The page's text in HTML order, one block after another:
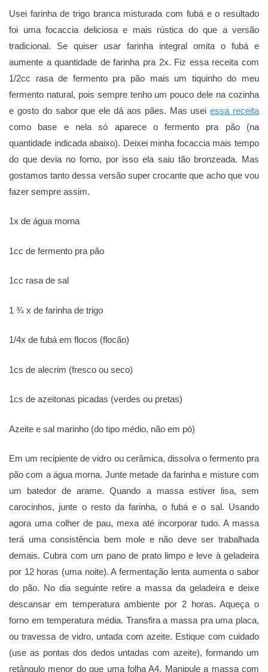
Usei farinha de trigo branca misturada com fubá e o resultado
foi uma focaccia deliciosa e mais rústica do que a versão
tradicional. Se quiser usar farinha integral omita o fubá e
aumente a quantidade de farinha pra 2x. Fiz essa receita com
1/2cc rasa de fermento pra pão mais um tiquinho do meu
fermento natural, pois sempre tenho um pouco dele na cozinha
e gosto do sabor que ele dá aos pães. Mas useiessa receita
como base e nela só aparece o fermento pra pão (na
quantidade indicada abaixo). Deixei minha focaccia mais tempo
do que devia no forno, por isso ela saiu tão bronzeada. Mas
gostamos tanto dessa versão super crocante que acho que vou
fazer sempre assim.
1x de água morna
1cc de fermento pra pão
1cc rasa de sal
1 ¾ x de farinha de trigo
1/4x de fubá em flocos (flocão)
1cs de alecrim (fresco ou seco)
1cs de azeitonas picadas (verdes ou pretas)
Azeite e sal marinho (do tipo médio, não em pó)
Em um recipiente de vidro ou cerâmica, dissolva o fermento pra
pão com a água morna. Junte metade da farinha e misture com
um batedor de arame. Quando a massa estiver lisa, sem
carocinhos, junte o resto da farinha, o fubá e o sal. Usando
agora uma colher de pau, mexa até incorporar tudo. A massa
terá uma consistência bem mole e não deve ser trabalhada
demais. Cubra com um pano de prato limpo e leve à geladeira
por 12 horas (uma noite). A fermentação lenta aumenta o sabor
do pão. No dia seguinte retire a massa da geladeira e deixe
descansar em temperatura ambiente por 2 horas. Aqueça o
forno em temperatura média. Transfira a massa pra uma placa,
ou travessa de vidro, untada com azeite. Estique com cuidado
(use as pontas dos dedos untadas com azeite), formando um
retângulo menor do que uma folha A4. Manipule a massa com